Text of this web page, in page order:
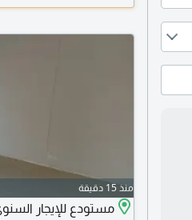
منذ 15 دقيقة